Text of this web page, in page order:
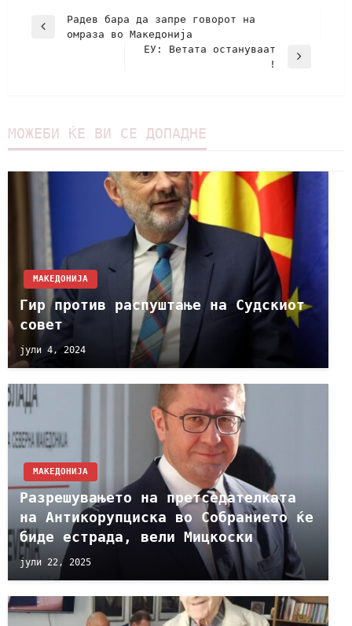
Радев бара да запре говорот на
омраза во Македонија
ЕУ: Ветата остануваат
!
МОЖЕБИ ЌЕ ВИ СЕ ДОПАДНЕ
МАКЕДОНИЈА
Гир против распуштање на Судскиот
совет
јули 4, 2024
МАКЕДОНИЈА
Разрешувањето на претседателката
на Антикорупциска во Собранието ќе
биде естрада, вели Мицкоски
јули 22, 2025